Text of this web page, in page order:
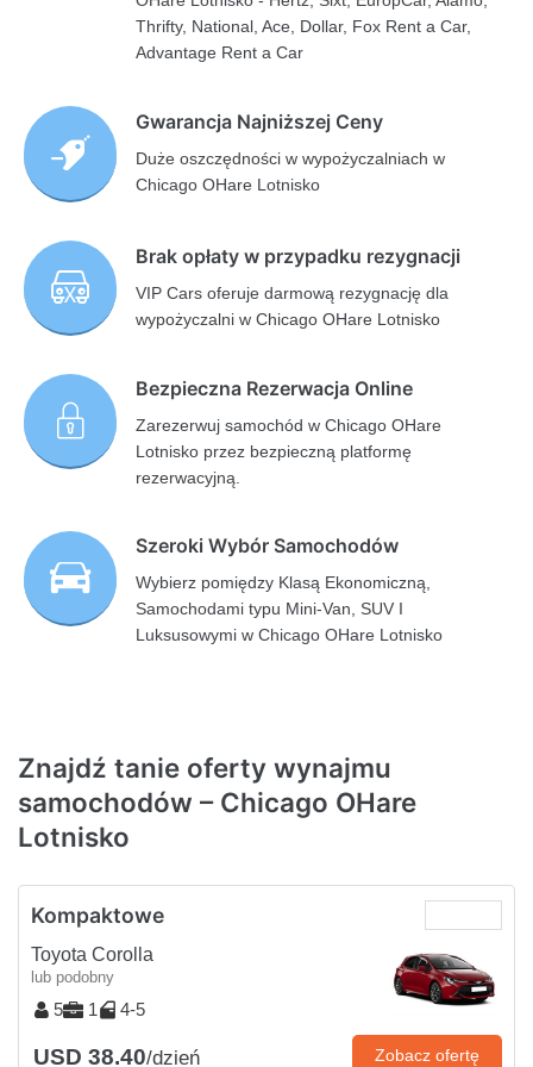
Thrifty, National, Ace, Dollar, Fox Rent a Car,
Advantage Rent a Car
Gwarancja Najniższej Ceny
Duże oszczędności w wypożyczalniach w
Chicago OHare Lotnisko
Brak opłaty w przypadku rezygnacji
VIP Cars oferuje darmową rezygnację dla
wypożyczalni w Chicago OHare Lotnisko
Bezpieczna Rezerwacja Online
Zarezerwuj samochód w Chicago OHare
Lotnisko przez bezpieczną platformę
rezerwacyjną.
Szeroki Wybór Samochodów
Wybierz pomiędzy Klasą Ekonomiczną,
Samochodami typu Mini-Van, SUV I
Luksusowymi w Chicago OHare Lotnisko
Znajdź tanie oferty wynajmu
samochodów – Chicago OHare
Lotnisko
Kompaktowe
Toyota Corolla
lub podobny
5 1 4-5
USD 38.40/dzień Zobacz ofertę